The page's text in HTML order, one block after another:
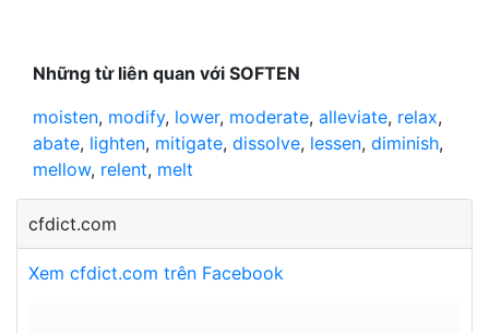
Những từ liên quan với SOFTEN
moisten, modify, lower, moderate, alleviate, relax,
abate, lighten, mitigate, dissolve, lessen, diminish,
mellow, relent, melt
cfdict.com
Xem cfdict.com trên Facebook